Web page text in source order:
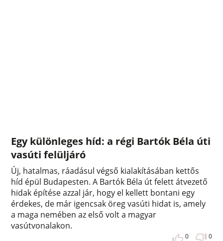
Egy különleges híd: a régi Bartók Béla úti
vasúti felüljáró
Új, hatalmas, ráadásul végső kialakításában kettős
híd épül Budapesten. A Bartók Béla út felett átvezető
hidak építése azzal jár, hogy el kellett bontani egy
érdekes, de már igencsak öreg vasúti hidat is, amely
a maga nemében az első volt a magyar
vasútvonalakon.
0 0